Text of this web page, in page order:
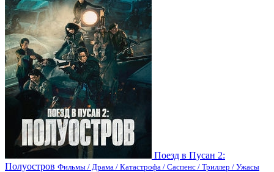
Поезд в Пусан 2:
Полуостров Фильмы / Драма / Катастрофа / Саспенс / Триллер / Ужасы